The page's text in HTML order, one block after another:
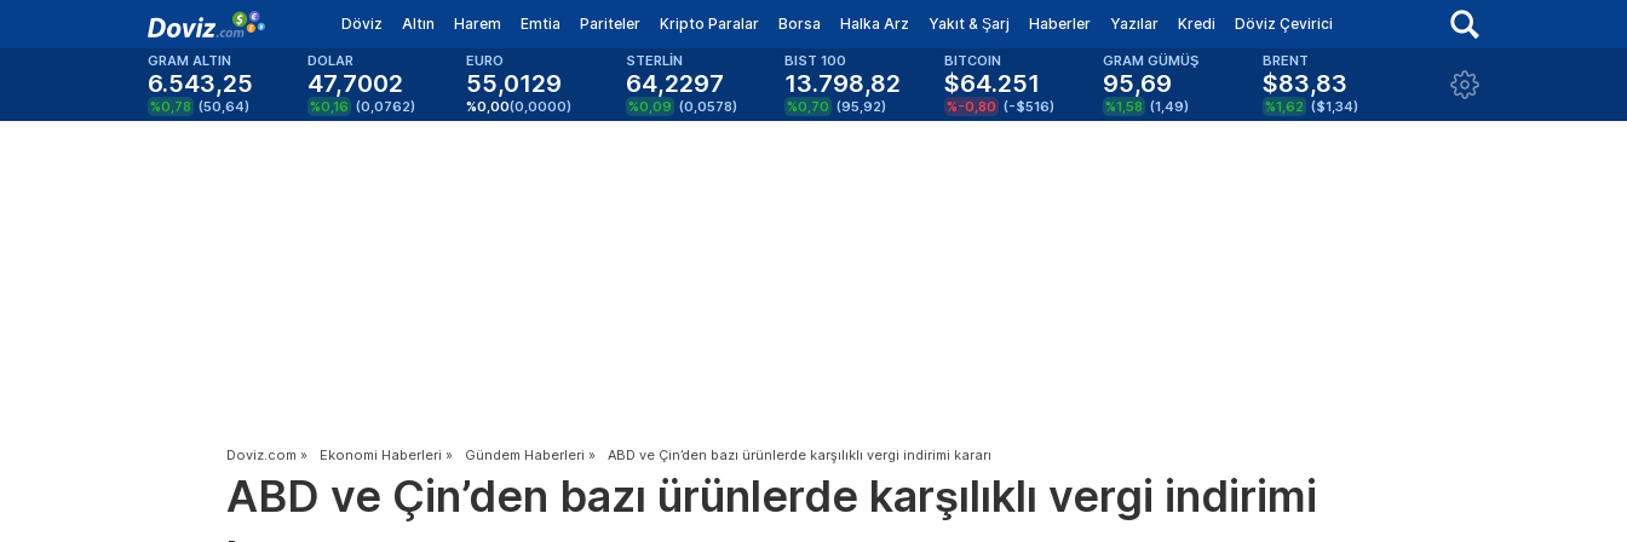
Döviz Altın Harem Emtia Pariteler Kripto Paralar Borsa Halka Arz Yakıt & Şarj Haberler Yazılar Kredi Döviz Çevirici
GRAM ALTIN
6.543,25
%0,78 (50,64)
DOLAR
47,7002
%0,16 (0,0762)
EURO
55,0129
%0,00(0,0000)
STERLİN
64,2297
%0,09 (0,0578)
BIST 100
13.798,82
%0,70 (95,92)
BITCOIN
$64.251
%-0,80 (-$516)
GRAM GÜMÜŞ
95,69
%1,58 (1,49)
BRENT
$83,83
%1,62 ($1,34)
Doviz.com » Ekonomi Haberleri » Gündem Haberleri » ABD ve Çin’den bazı ürünlerde karşılıklı vergi indirimi kararı
ABD ve Çin’den bazı ürünlerde karşılıklı vergi indirimi